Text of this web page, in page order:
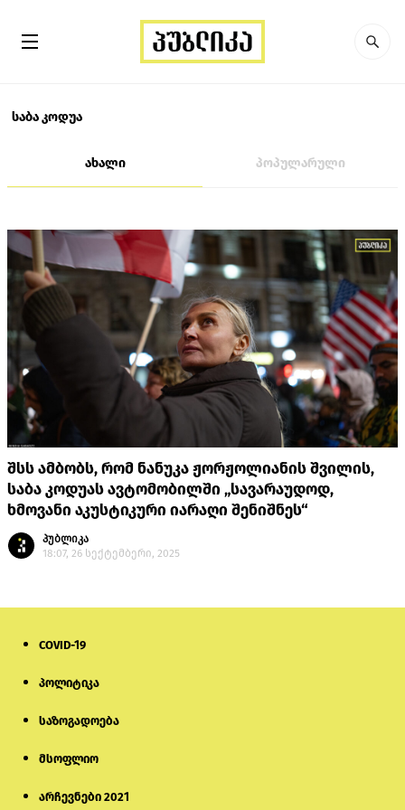
საბა კოდუა
ახალი პოპულარული
შსს ამბობს, რომ ნანუკა ჟორჟოლიანის შვილის,
საბა კოდუას ავტომობილში „სავარაუდოდ,
ხმოვანი აკუსტიკური იარაღი შენიშნეს“
პუბლიკა
18:07, 26 სექტემბერი, 2025
COVID-19
პოლიტიკა
საზოგადოება
მსოფლიო
არჩევნები 2021